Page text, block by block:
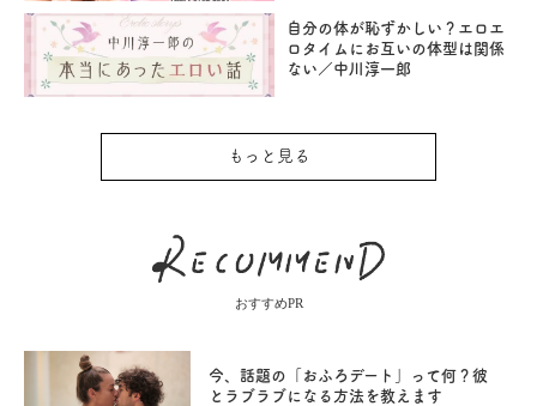
自分の体が恥ずかしい？エロエ
ロタイムにお互いの体型は関係
ない／中川淳一郎
もっと見る
おすすめPR
今、話題の「おふろデート」って何？彼
とラブラブになる方法を教えます